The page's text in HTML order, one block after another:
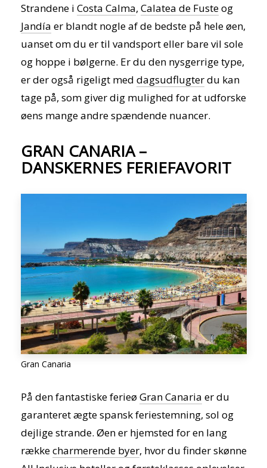
Strandene i Costa Calma, Calatea de Fusteog
Jandía er blandt nogle af de bedste på hele øen,
uanset om du er til vandsport eller bare vil sole
og hoppe i bølgerne. Er du den nysgerrige type,
er der også rigeligt med dagsudflugterdu kan
tage på, som giver dig mulighed for at udforske
øens mange andre spændende nuancer.
GRAN CANARIA –
DANSKERNES FERIEFAVORIT
Gran Canaria
På den fantastiske ferieø Gran Canaria er du
garanteret ægte spansk feriestemning, sol og
dejlige strande. Øen er hjemsted for en lang
rækkecharmerende byer, hvor du finder skønne